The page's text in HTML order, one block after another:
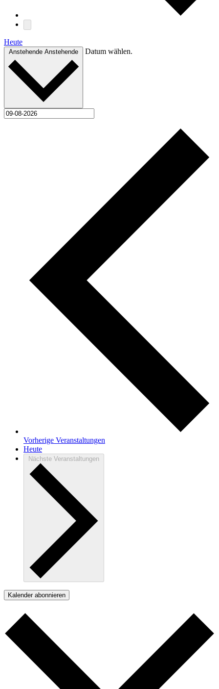
Heute
Anstehende Anstehende Datum wählen.
Vorherige Veranstaltungen
Heute
Nächste Veranstaltungen
Kalender abonnieren